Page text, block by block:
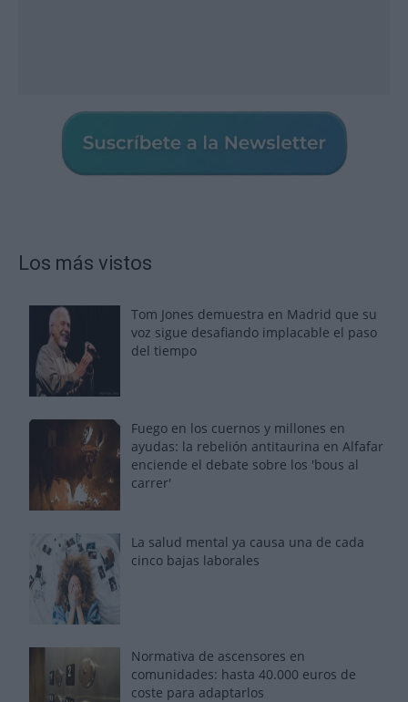
Los más vistos
Tom Jones demuestra en Madrid que su
voz sigue desafiando implacable el paso
del tiempo
Fuego en los cuernos y millones en
ayudas: la rebelión antitaurina en Alfafar
enciende el debate sobre los 'bous al
carrer'
La salud mental ya causa una de cada
cinco bajas laborales
Normativa de ascensores en
comunidades: hasta 40.000 euros de
coste para adaptarlos